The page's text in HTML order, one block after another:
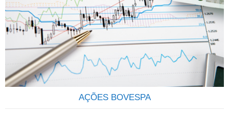
um condomínio onde os investidores, conhecidos como
cotistas, investem suas economias no mercado financeiro e
de capitais, com o objetivo de rentabiliza-las através da
aquisição de uma carteira de títulos ou valores mobiliários.
Ao comprar cotas de determinado fundo, os cotistas
estarão…
AÇÕES BOVESPA